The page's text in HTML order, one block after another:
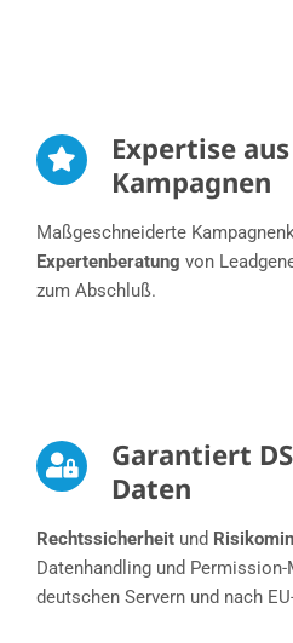
Expertise
Kampagnen
Maßgeschneiderte
Expertenberatung von
zum Abschluß.​
Garantiert
Daten
Rechtssicherheit und
Datenhandling und
deutschen Servern und nach